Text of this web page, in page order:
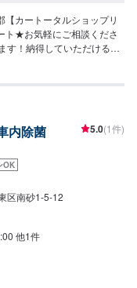
カートータルショップリ
★お気軽にご相談くださ
す！納得していただけるお
合わせ【2】お見積り
できかねる場合もございま
事務所内におりますの
。また、お客様が来店な
ただけますと幸いです。
内除菌 5.0(1件)
OK
区南砂1-5-12
他1件